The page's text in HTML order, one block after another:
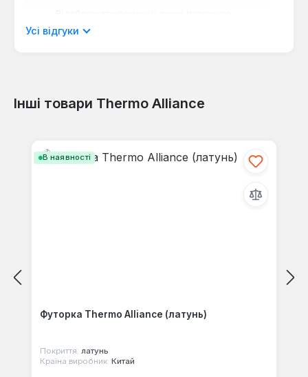
мовою.
Відгуків не знайдено. Поділіться
Усі відгуки
Інші товари Thermo Alliance
В наявності
Футорка Thermo Alliance (латунь)
Покриття: латунь
Країна виробник: Китай